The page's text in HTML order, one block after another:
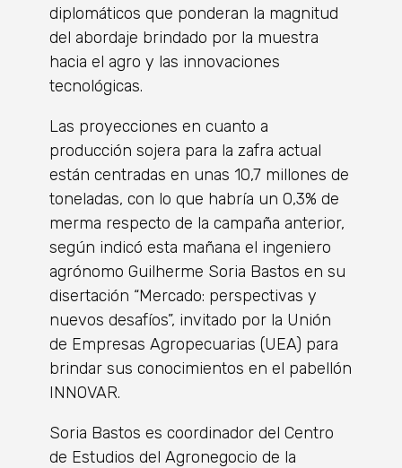
diplomáticos que ponderan la magnitud
del abordaje brindado por la muestra
hacia el agro y las innovaciones
tecnológicas.
Las proyecciones en cuanto a
producción sojera para la zafra actual
están centradas en unas 10,7 millones de
toneladas, con lo que habría un 0,3% de
merma respecto de la campaña anterior,
según indicó esta mañana el ingeniero
agrónomo Guilherme Soria Bastos en su
disertación “Mercado: perspectivas y
nuevos desafíos”, invitado por la Unión
de Empresas Agropecuarias (UEA) para
brindar sus conocimientos en el pabellón
INNOVAR.
Soria Bastos es coordinador del Centro
de Estudios del Agronegocio de la